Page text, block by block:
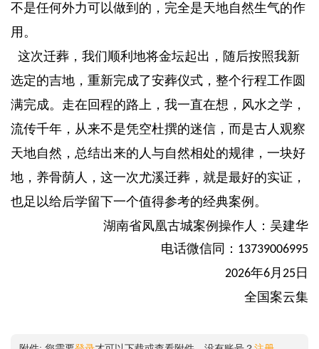
不是任何外力可以做到的，完全是天地自然生气的作
用。
这次迁葬，我们顺利地将金坛起出，随后按照我新
选定的吉地，重新完成了安葬仪式，整个行程工作圆
满完成。走在回程的路上，我一直在想，风水之学，
流传千年，从来不是凭空杜撰的迷信，而是古人观察
天地自然，总结出来的人与自然相处的规律，一块好
地，养骨荫人，这一次尤溪迁葬，就是最好的实证，
也足以给后学留下一个值得参考的经典案例。
湖南省凤凰古城案例 操作人 ：吴建华
电话微信同： 13739006995
2026年6月 25 日
全国案云集